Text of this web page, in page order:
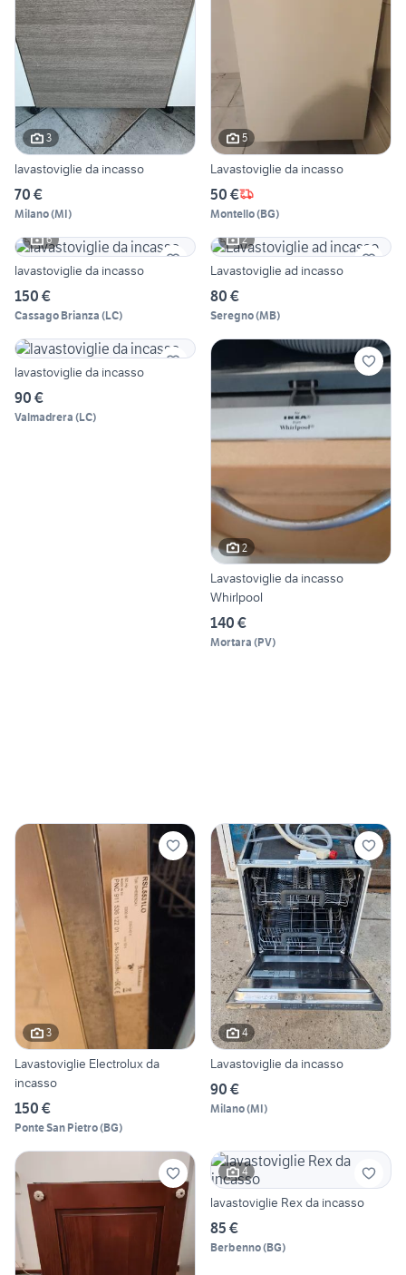
3
lavastoviglie da incasso
70 €
Milano(MI)
5
Lavastoviglie da incasso
50 €
Montello(BG)
6
lavastoviglie da incasso
150 €
Cassago Brianza (LC)
2
Lavastoviglie ad incasso
80 €
Seregno(MB)
lavastoviglie da incasso
90 €
Valmadrera (LC)
2
Lavastoviglie da incasso
Whirlpool
140 €
Mortara (PV)
3
Lavastoviglie Electrolux da
incasso
150 €
Ponte San Pietro(BG)
4
Lavastoviglie da incasso
90 €
Milano(MI)
4
lavastoviglie Rex da incasso
85 €
Berbenno(BG)